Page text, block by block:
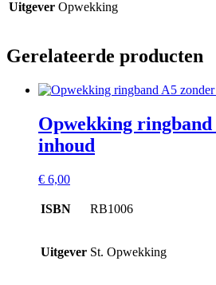
Uitgever Opwekking
Gerelateerde producten
Opwekking ringband
inhoud
€ 6,00
ISBN RB1006
Uitgever St. Opwekking